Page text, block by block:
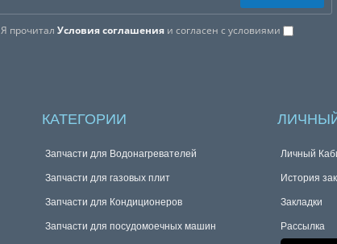
Я прочиталУсловия соглашения и согласен с условиями
КАТЕГОРИИ
Запчасти для Водонагревателей
Запчасти для газовых плит
Запчасти для Кондиционеров
Запчасти для посудомоечных машин
Личный
История
Закладки
Рассылка